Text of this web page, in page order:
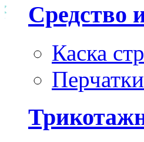
Средство
Каска